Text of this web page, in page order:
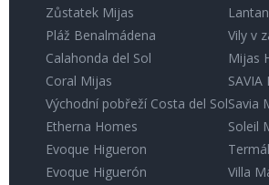
Zůstatek Mijas
Pláž Benalmádena
Calahonda del Sol
Coral Mijas
Východní pobřeží Costa del Sol
Etherna Homes
Evoque Higueron
Evoque Higuerón
Vily v
Mijas
SAVIA
Savia
Soleil
Villa